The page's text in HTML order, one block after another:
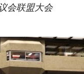
会联盟大会